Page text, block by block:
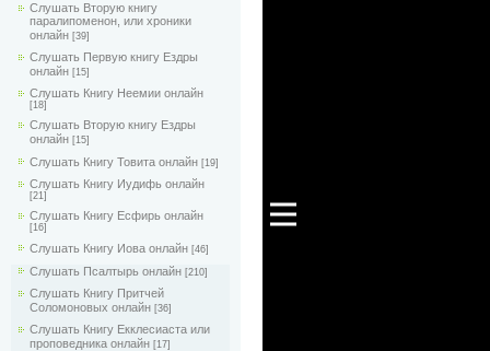
Слушать Вторую книгу
паралипоменон, или хроники
онлайн [39]
Слушать Первую книгу Ездры
онлайн [15]
Слушать Книгу Неемии онлайн
[18]
Слушать Вторую книгу Ездры
онлайн [15]
Слушать Книгу Товита онлайн [19]
Слушать Книгу Иудифь онлайн
[21]
Слушать Книгу Есфирь онлайн
[16]
Слушать Книгу Иова онлайн [46]
Слушать Псалтырь онлайн [210]
Слушать Книгу Притчей
Соломоновых онлайн [36]
Слушать Книгу Екклесиаста или
проповедника онлайн [17]